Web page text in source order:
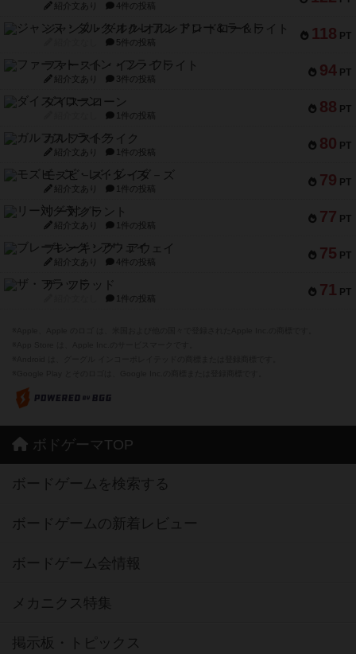
紹介文あり 4件の投稿
118 PT
ジャンヌ・ダルク-オルレアン ドロー＆ライト
5件の投稿
94 PT
ファースト・イン・フライト
紹介文あり 3件の投稿
88 PT
ダイススローン
1件の投稿
80 PT
ガルフストライク
紹介文あり 1件の投稿
79 PT
モズビ－ズ・レイダ－ズ
紹介文あり 1件の投稿
77 PT
リー対グラント
紹介文あり 1件の投稿
75 PT
ブレーキング・アウェイ
紹介文あり 4件の投稿
71 PT
ザ・フラッド
1件の投稿
ボドゲーマTOP
ボードゲームを検索する
ボードゲームの新着レビュー
ボードゲーム会情報
メカニクス特集
掲示板・トピックス